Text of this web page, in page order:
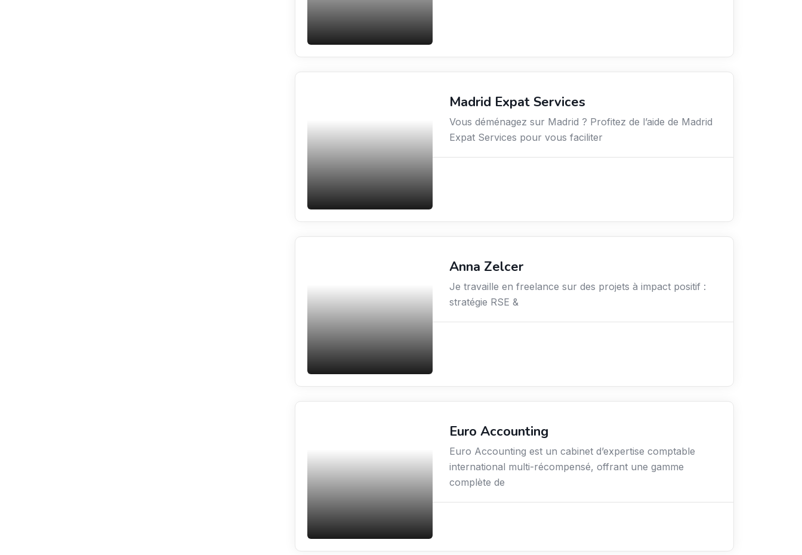
Madrid Expat Services
Vous déménagez sur Madrid ? Profitez de l’aide de Madrid
Expat Services pour vous faciliter
Anna Zelcer
Je travaille en freelance sur des projets à impact positif :
stratégie RSE &
Euro Accounting
Euro Accounting est un cabinet d’expertise comptable
international multi-récompensé, offrant une gamme
complète de